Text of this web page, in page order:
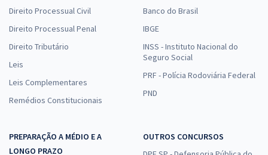
Direito Processual Civil
Direito Processual Penal
Direito Tributário
Leis
Leis Complementares
Remédios Constitucionais
Banco do Brasil
IBGE
INSS - Instituto Nacional do
Seguro Social
PRF - Polícia Rodoviária Federal
PND
PREPARAÇÃO A MÉDIO E A
LONGO PRAZO
OUTROS CONCURSOS